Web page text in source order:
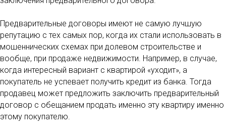
Предварительные договоры имеют не самую лучшую
репутацию с тех самых пор, когда их стали использовать в
мошеннических схемах при долевом строительстве и
вообще, при продаже недвижимости. Например, в случае,
когда интересный вариант с квартирой «уходит», а
покупатель не успевает получить кредит из банка. Тогда
продавец может предложить заключить предварительный
договор с обещанием продать именно эту квартиру именно
этому покупателю.